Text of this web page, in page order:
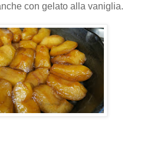
con gelato alla vaniglia.